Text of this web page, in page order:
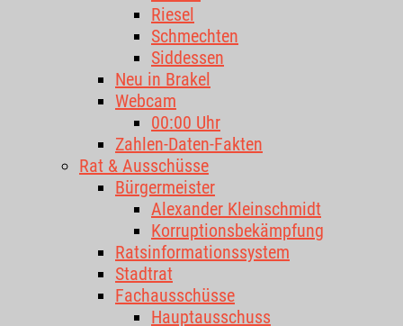
Riesel
Schmechten
Siddessen
Neu in Brakel
Webcam
00:00 Uhr
Zahlen-Daten-Fakten
Rat & Ausschüsse
Bürgermeister
Alexander Kleinschmidt
Korruptionsbekämpfung
Ratsinformationssystem
Stadtrat
Fachausschüsse
Hauptausschuss